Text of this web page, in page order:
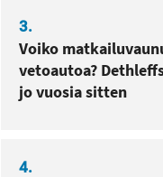
3.
Voiko
vetoautoa?
jo vuosia sitten
4.